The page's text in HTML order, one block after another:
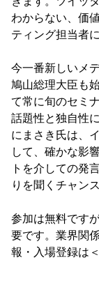
わからない、価
ティング担当者
今一番新しいメ
鳩山総理大臣も
て常に旬のセミ
話題性と独自性
にまさき氏は、
して、確かな影
トを介しての発
りを聞くチャン
参加は無料です
要です。業界関
報・入場登録は＜